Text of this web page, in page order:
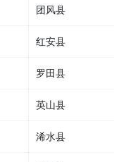
团风县
红安县
罗田县
英山县
浠水县